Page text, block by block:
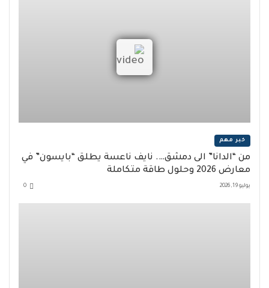
خبر مهم
من “الدانا” الى دمشق…. نايف ناعسة يطلق “بايسون” في
معارض 2026 وحلول طاقة متكاملة
يوليو 19, 2026 0